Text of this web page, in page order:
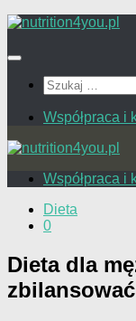
Przejdź
treści
Szukaj:
Współpraca i
Współpraca i
Dieta
0
Dieta dla